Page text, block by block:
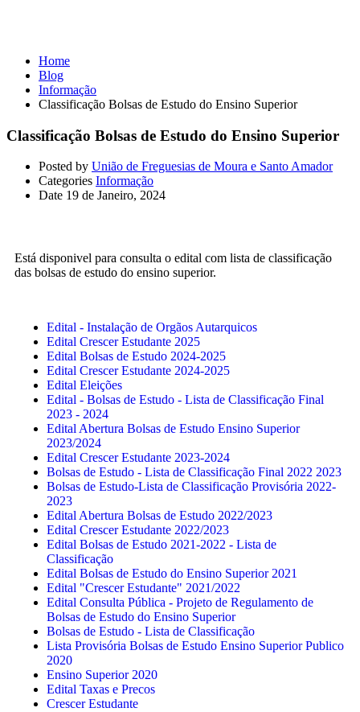
Home
Blog
Informação
Classificação Bolsas de Estudo do Ensino Superior
Classificação Bolsas de Estudo do Ensino Superior
Posted by União de Freguesias de Moura e Santo Amador
Categories Informação
Date 19 de Janeiro, 2024
Está disponivel para consulta o edital com lista de classificação
das bolsas de estudo do ensino superior.
Edital - Instalação de Orgãos Autarquicos
Edital Crescer Estudante 2025
Edital Bolsas de Estudo 2024-2025
Edital Crescer Estudante 2024-2025
Edital Eleições
Edital - Bolsas de Estudo - Lista de Classificação Final
2023 - 2024
Edital Abertura Bolsas de Estudo Ensino Superior
2023/2024
Edital Crescer Estudante 2023-2024
Bolsas de Estudo - Lista de Classificação Final 2022 2023
Bolsas de Estudo-Lista de Classificação Provisória 2022-
2023
Edital Abertura Bolsas de Estudo 2022/2023
Edital Crescer Estudante 2022/2023
Edital Bolsas de Estudo 2021-2022 - Lista de
Classificação
Edital Bolsas de Estudo do Ensino Superior 2021
Edital "Crescer Estudante" 2021/2022
Edital Consulta Pública - Projeto de Regulamento de
Bolsas de Estudo do Ensino Superior
Bolsas de Estudo - Lista de Classificação
Lista Provisória Bolsas de Estudo Ensino Superior Publico
2020
Ensino Superior 2020
Edital Taxas e Precos
Crescer Estudante